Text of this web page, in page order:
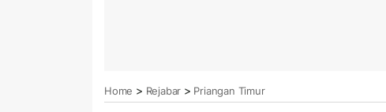
Home > Rejabar > Priangan Timur